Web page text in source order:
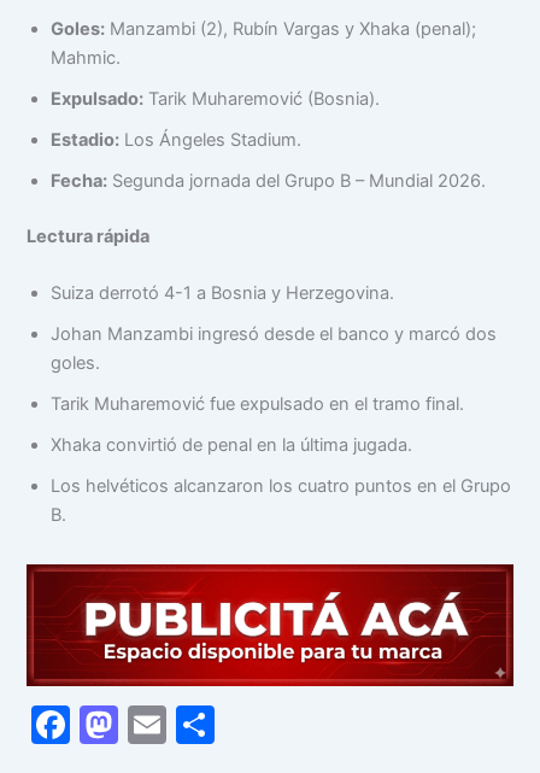
Goles: Manzambi (2), Rubín Vargas y Xhaka (penal);
Mahmic.
Expulsado: Tarik Muharemović (Bosnia).
Estadio: Los Ángeles Stadium.
Fecha: Segunda jornada del Grupo B – Mundial 2026.
Lectura rápida
Suiza derrotó 4-1 a Bosnia y Herzegovina.
Johan Manzambi ingresó desde el banco y marcó dos
goles.
Tarik Muharemović fue expulsado en el tramo final.
Xhaka convirtió de penal en la última jugada.
Los helvéticos alcanzaron los cuatro puntos en el Grupo
B.
F
M E